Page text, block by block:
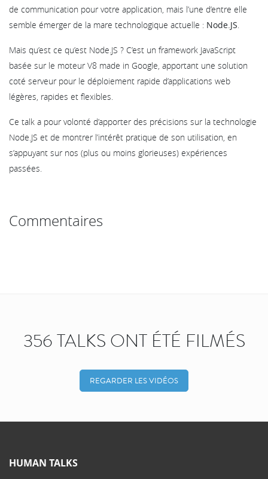
de communication pour votre application, mais l’une d’entre elle
semble émerger de la mare technologique actuelle : Node.JS.
Mais qu’est ce qu’est Node.JS ? C’est un framework JavaScript
basée sur le moteur V8 made in Google, apportant une solution
coté serveur pour le déploiement rapide d’applications web
légères, rapides et flexibles.
Ce talk a pour volonté d’apporter des précisions sur la technologie
Node.JS et de montrer l’intérêt pratique de son utilisation, en
s’appuyant sur nos (plus ou moins glorieuses) expériences
passées.
Commentaires
356 TALKS ONT ÉTÉ FILMÉS
REGARDER LES VIDÉOS
HUMAN TALKS